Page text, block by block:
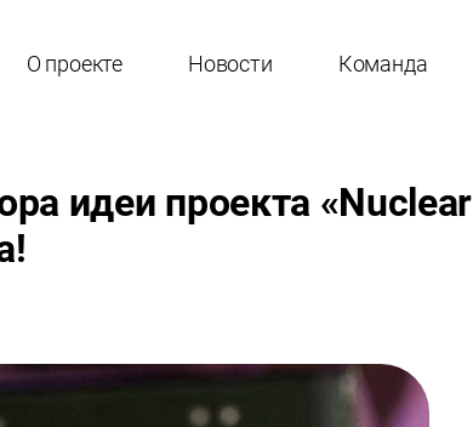
О проекте Новости Команда
идеи проекта «Nuclear